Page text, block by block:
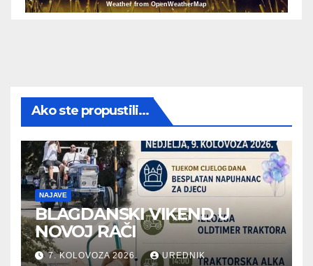
Weather from OpenWeatherMap
Ako ste propustili...
NAJAVE
BLAGDANSKI VIKEND U
NOVOJ RAČI
7. KOLOVOZA 2026. UREDNIK